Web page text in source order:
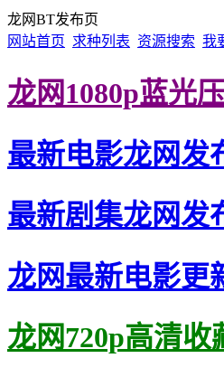
龙网BT发布页
网站首页 求种列表 资源搜索 我
龙网1080p蓝光
最新电影龙网发
最新剧集龙网发
龙网最新电影更
龙网720p高清收